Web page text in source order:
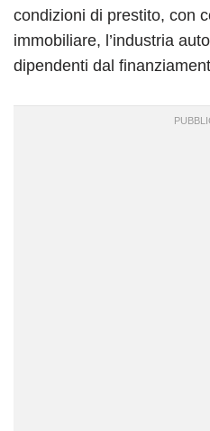
condizioni di prestito, con
immobiliare, l’industria
dipendenti dal